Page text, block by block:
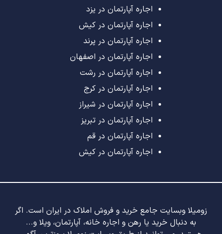
اجاره آپارتمان در یزد
اجاره آپارتمان در کیش
اجاره آپارتمان در پرند
اجاره آپارتمان در اصفهان
اجاره آپارتمان در رشت
اجاره آپارتمان در کرج
اجاره آپارتمان در شیراز
اجاره آپارتمان در تبریز
اجاره آپارتمان در قم
اجاره آپارتمان در کیش
زومیلا وبسایت جامع خرید و فروش املاک در ایران است. اگر
به دنبال خرید یا رهن و اجاره خانه، آپارتمان، ویلا و...